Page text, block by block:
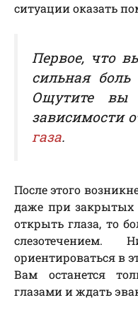
ситуации оказать
Первое, что
сильная
Ощутите вы
зависимости
газа.
После этого
даже при закрытых
открыть глаза, то
слезотечением.
ориентироваться в
Вам останется
глазами и ждать